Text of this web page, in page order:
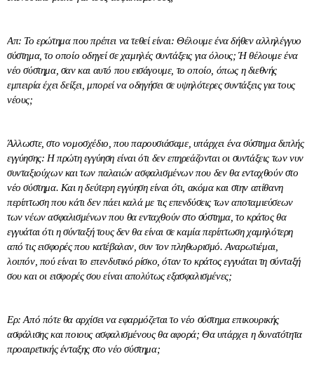
Απ: Το ερώτημα που πρέπει να τεθεί είναι: Θέλουμε ένα δήθεν αλληλέγγυο
σύστημα, το οποίο οδηγεί σε χαμηλές συντάξεις για όλους; Ή θέλουμε ένα
νέο σύστημα, σαν και αυτό που εισάγουμε, το οποίο, όπως η διεθνής
εμπειρία έχει δείξει, μπορεί να οδηγήσει σε υψηλότερες συντάξεις για τους
νέους;
Άλλωστε, στο νομοσχέδιο, που παρουσιάσαμε, υπάρχει ένα σύστημα διπλής
εγγύησης: Η πρώτη εγγύηση είναι ότι δεν επηρεάζονται οι συντάξεις των νυν
συνταξιούχων και των παλαιών ασφαλισμένων που δεν θα ενταχθούν στο
νέο σύστημα. Και η δεύτερη εγγύηση είναι ότι, ακόμα και στην απίθανη
περίπτωση που κάτι δεν πάει καλά με τις επενδύσεις των αποταμιεύσεων
των νέων ασφαλισμένων που θα ενταχθούν στο σύστημα, το κράτος θα
εγγυάται ότι η σύνταξή τους δεν θα είναι σε καμία περίπτωση χαμηλότερη
από τις εισφορές που κατέβαλαν, συν τον πληθωρισμό. Αναρωτιέμαι,
λοιπόν, πού είναι το επενδυτικό ρίσκο, όταν το κράτος εγγυάται τη σύνταξή
σου και οι εισφορές σου είναι απολύτως εξασφαλισμένες;
Ερ: Από πότε θα αρχίσει να εφαρμόζεται το νέο σύστημα επικουρικής
ασφάλισης και ποιους ασφαλισμένους θα αφορά; Θα υπάρχει η δυνατότητα
προαιρετικής ένταξης στο νέο σύστημα;